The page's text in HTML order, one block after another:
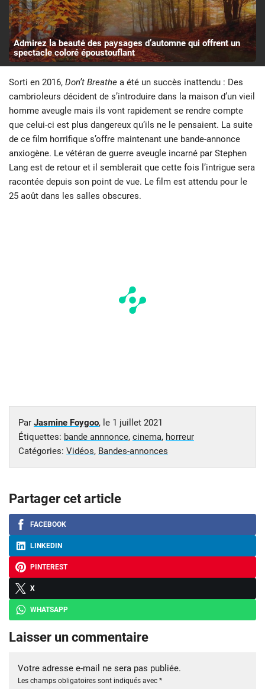
Admirez la beauté des paysages d’automne qui offrent un
spectacle coloré époustouflant
Sorti en 2016, Don’t Breathe a été un succès inattendu : Des
cambrioleurs décident de s’introduire dans la maison d’un vieil
homme aveugle mais ils vont rapidement se rendre compte
que celui-ci est plus dangereux qu’ils ne le pensaient. La suite
de ce film horrifique s’offre maintenant une bande-annonce
anxiogène. Le vétéran de guerre aveugle incarné par Stephen
Lang est de retour et il semblerait que cette fois l’intrigue sera
racontée depuis son point de vue. Le film est attendu pour le
25 août dans les salles obscures.
Par Jasmine Foygoo, le 1 juillet 2021
Étiquettes: bande annnonce, cinema, horreur
Catégories: Vidéos, Bandes-annonces
Partager cet article
FACEBOOK
LINKEDIN
PINTEREST
X
WHATSAPP
Laisser un commentaire
Votre adresse e-mail ne sera pas publiée.
Les champs obligatoires sont indiqués avec *